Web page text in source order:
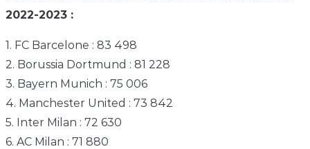
2022-2023 :
1. FC Barcelone : 83 498
2. Borussia Dortmund : 81 228
3. Bayern Munich : 75 006
4. Manchester United : 73 842
5. Inter Milan : 72 630
6. AC Milan : 71 880